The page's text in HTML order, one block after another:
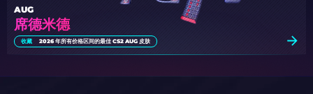
席德米德
AUG
收藏 2026 年所有价格区间的最佳 CS2 AUG 皮肤